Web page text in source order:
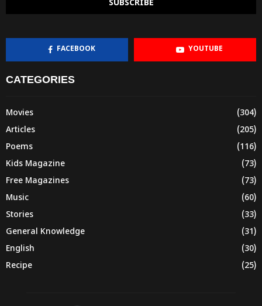
FACEBOOK YOUTUBE
CATEGORIES
Movies
(304)
Articles
(205)
Poems
(116)
Kids Magazine
(73)
Free Magazines
(73)
Music
(60)
Stories
(33)
General Knowledge
(31)
English
(30)
Recipe
(25)